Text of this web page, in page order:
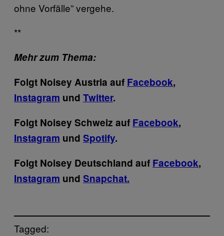
ohne Vorfälle” vergehe.
**
Mehr zum Thema:
Folgt Noisey Austria auf Facebook,
Instagram und Twitter.
Folgt Noisey Schweiz auf Facebook,
Instagram und Spotify.
Folgt Noisey Deutschland auf Facebook,
Instagram und Snapchat.
Tagged: